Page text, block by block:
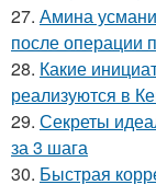
27. Амина
после операции
28. Какие
реализуются в
29. Секреты
за 3 шага
30. Быстрая